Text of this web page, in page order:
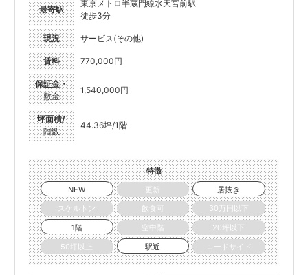
最寄駅
東京メトロ半蔵門線水天宮前駅
徒歩3分
現況 サービス(その他)
賃料 770,000円
保証金・
敷金
1,540,000円
坪面積/
階数
44.36坪/1階
特徴
NEW
更新
居抜き
スケルトン
飲食可
30万円以下
1階
空中階
20坪以下
50坪以上
駅近 ロードサイド